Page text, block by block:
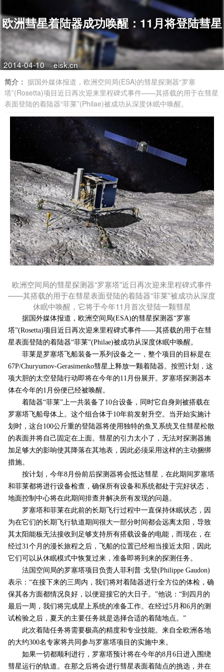
欧洲彗星着陆器成功唤醒：11月将登陆彗星
2014-04-10 eisk.cn
简介： 据国外媒体报道，欧洲空间局(ESA)的彗星探测器“罗塞
塔”(Rosetta)项目近日再次迎来里程碑式事件——其搭载的用于在彗星
表面登陆的着陆器“菲莱”(Philae)被成功从深度休眠中唤醒。
欧洲空间局的彗星探测器“罗塞塔”近日再次迎来里程碑式事件
——其搭载的用于在彗星表面登陆的着陆器“菲莱”被成功从深度
休眠中唤醒，它将于今年11月首次登陆一颗彗星
据国外媒体报道，欧洲空间局(ESA)的彗星探测器“罗塞
塔”(Rosetta)项目近日再次迎来里程碑式事件——其搭载的用于在彗
星表面登陆的着陆器“菲莱”(Philae)被成功从深度休眠中唤醒。
菲莱是罗塞塔飞船装备一系列设备之一，整个项目的目标是在
67P/Churyumov-Gerasimenko彗星上释放一颗着陆器。按照计划，这
项大胆的太空登陆行动即将在今年的11月份展开。罗塞塔探测器本
体在今年的1月份便已经被唤醒。
着陆器“菲莱”上一共装备了10台设备，同时它自身则被搭载在
罗塞塔飞船母体上。这个组合体于10年前发射升空。当开始实施计
划时，这台100公斤重的登陆器将使用独特的鱼叉系统叉住彗星松散
的表面并将自己固定在上面。彗星的引力太小了，无法对探测器施
加足够大的影响使其降落在其地表，因此必须采用这样的主动捆绑
措施。
按计划，今年8月份前后探测器将会抵达彗星，在此期间罗塞塔
和菲莱都将进行设备检查，确保所有设备和系统都处于完好状态，
地面控制中心将在此期间排查并解决所有发现的问题。
罗塞塔和菲莱在此前的长期飞行过程中一直保持休眠状态，因
为在它们的长期飞行轨道期间很大一部分时间都会远离太阳，导致
其太阳能板无法接收到足够支持所有搭载设备的电能，而现在，在
经过31个月的漫长旅程之后，飞船的位置已经相当接近太阳，因此
它们可以从休眠模式中恢复过来，准备即将到来的探测任务。
法国空间局的罗塞塔项目负责人菲利普·戈登(Philippe Gaudon)
表示：“在接下来的三周内，我们将对着陆器进行全方位的体检，确
保其各方面都情况良好，以便迎接它的大日子。”他说：“到四月的
最后一周，我们将完成星上系统的准备工作。在经过5月和6月的测
试检验之后，夏天的主要任务就是选择合适的着陆地点。”
此次着陆任务将需要极高的精度和专业技能。来自全欧洲各地
的大约300名专家将共同参与罗塞塔项目的实施中来。
如果一切都顺利进行，罗塞塔预计将在今年的8月6日进入围绕
彗星运行的轨道。在那之后将会进行彗星表面着陆点的挑选，并在